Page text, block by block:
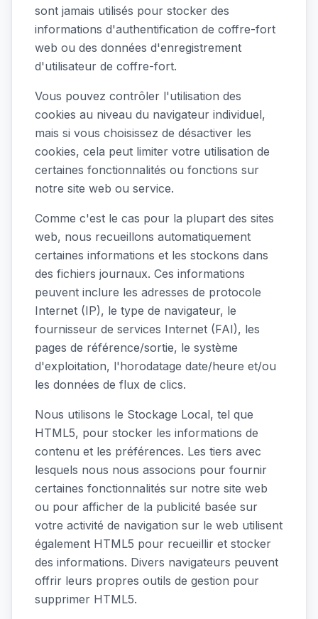
sont jamais utilisés pour stocker des
informations d'authentification de coffre-fort
web ou des données d'enregistrement
d'utilisateur de coffre-fort.
Vous pouvez contrôler l'utilisation des
cookies au niveau du navigateur individuel,
mais si vous choisissez de désactiver les
cookies, cela peut limiter votre utilisation de
certaines fonctionnalités ou fonctions sur
notre site web ou service.
Comme c'est le cas pour la plupart des sites
web, nous recueillons automatiquement
certaines informations et les stockons dans
des fichiers journaux. Ces informations
peuvent inclure les adresses de protocole
Internet (IP), le type de navigateur, le
fournisseur de services Internet (FAI), les
pages de référence/sortie, le système
d'exploitation, l'horodatage date/heure et/ou
les données de flux de clics.
Nous utilisons le Stockage Local, tel que
HTML5, pour stocker les informations de
contenu et les préférences. Les tiers avec
lesquels nous nous associons pour fournir
certaines fonctionnalités sur notre site web
ou pour afficher de la publicité basée sur
votre activité de navigation sur le web utilisent
également HTML5 pour recueillir et stocker
des informations. Divers navigateurs peuvent
offrir leurs propres outils de gestion pour
supprimer HTML5.